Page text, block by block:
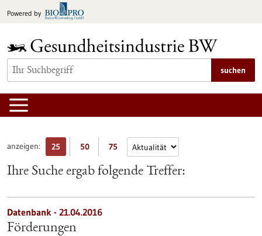
Inhalt
Powered by
suchen
anzeigen: 25 50 75
Ihre Suche ergab folgende Treffer:
Datenbank - 21.04.2016
Förderungen